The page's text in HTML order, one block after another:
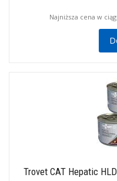
Najniższa cena w
Trovet CAT Hepatic